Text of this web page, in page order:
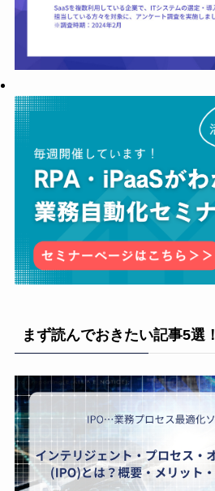
まず読んでおきたい記事5選！